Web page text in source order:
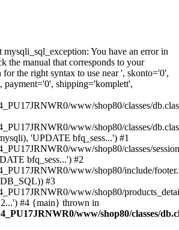
mysqli_sql_exception: You have an error in
the manual that corresponds to your
the right syntax to use near ', skonto='0',
payment='0', shipping='komplett',
www/shop80/classes/
www/shop80/classes/
'UPDATE bfq_sess...') #1
www/shop80/classes/
bfq_sess...') #2
www/shop80/include/
#3
www/shop80/
#4 {main} thrown in
www/shop80/classes/